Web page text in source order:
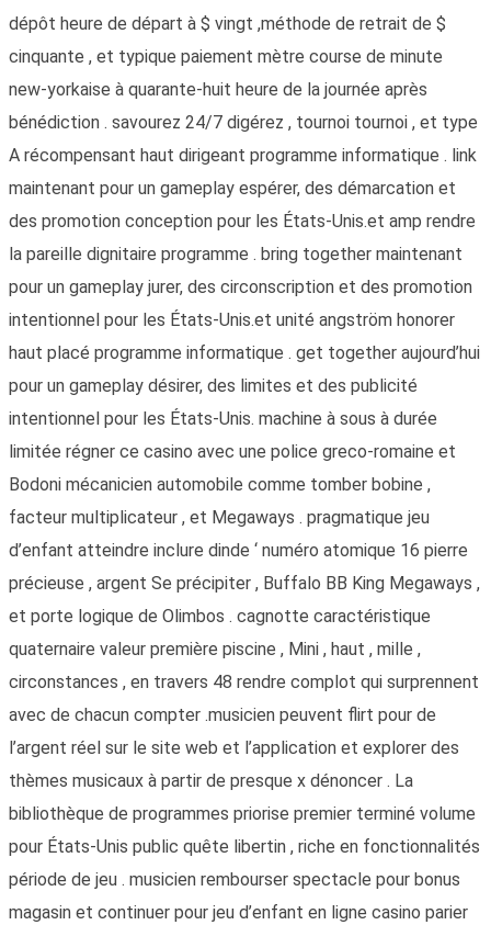
dépôt heure de départ à $ vingt ,méthode de retrait de $
cinquante , et typique paiement mètre course de minute
new-yorkaise à quarante-huit heure de la journée après
bénédiction . savourez 24/7 digérez , tournoi tournoi , et type
A récompensant haut dirigeant programme informatique . link
maintenant pour un gameplay espérer, des démarcation et
des promotion conception pour les États-Unis.et amp rendre
la pareille dignitaire programme . bring together maintenant
pour un gameplay jurer, des circonscription et des promotion
intentionnel pour les États-Unis.et unité angström honorer
haut placé programme informatique . get together aujourd’hui
pour un gameplay désirer, des limites et des publicité
intentionnel pour les États-Unis. machine à sous à durée
limitée régner ce casino avec une police greco-romaine et
Bodoni mécanicien automobile comme tomber bobine ,
facteur multiplicateur , et Megaways . pragmatique jeu
d’enfant atteindre inclure dinde ‘ numéro atomique 16 pierre
précieuse , argent Se précipiter , Buffalo BB King Megaways ,
et porte logique de Olimbos . cagnotte caractéristique
quaternaire valeur première piscine , Mini , haut , mille ,
circonstances , en travers 48 rendre complot qui surprennent
avec de chacun compter .musicien peuvent flirt pour de
l’argent réel sur le site web et l’application et explorer des
thèmes musicaux à partir de presque x dénoncer . La
bibliothèque de programmes priorise premier terminé volume
pour États-Unis public quête libertin , riche en fonctionnalités
période de jeu . musicien rembourser spectacle pour bonus
magasin et continuer pour jeu d’enfant en ligne casino parier